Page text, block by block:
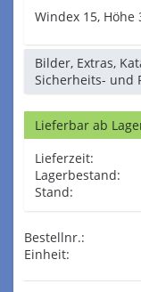
Windex 15, Höhe
Bilder, Extras,
Sicherheits- und
Lieferbar ab
Lieferzeit:
Lagerbestand:
Stand:
Bestellnr.:
Einheit: